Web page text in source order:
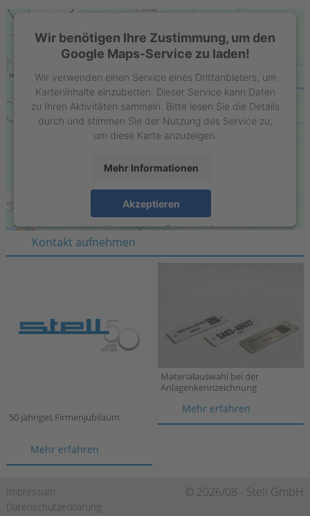
Wir benötigen Ihre Zustimmung, um den
Google Maps-Service zu laden!
Wir verwenden einen Service eines Drittanbieters, um
Karteninhalte einzubetten. Dieser Service kann Daten
zu Ihren Aktivitäten sammeln. Bitte lesen Sie die Details
durch und stimmen Sie der Nutzung des Service zu,
um diese Karte anzuzeigen.
Mehr Informationen
Akzeptieren
powered byUsercentrics Consent Management
Raiffeisenring 35-37
D-46395 Bocholt
Kontakt aufnehmen
50 jähriges Firmenjubiläum
Mehr erfahren
jähriges
Materialauswahl bei der
Anlagenkennzeichnung
Mehr erfahren
bei
Navigation
überspringen
Impressum
Datenschutzerklärung
© 2026/08 - Stell GmbH